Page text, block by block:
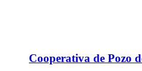
Cooperativa de Pozo